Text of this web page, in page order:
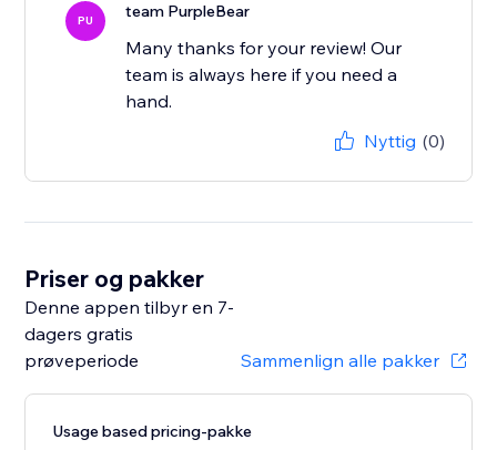
PU team PurpleBear
Many thanks for your review! Our
team is always here if you need a
hand.
Nyttig (0)
Priser og pakker
Denne appen tilbyr en 7-
dagers gratis
prøveperiode
Sammenlign alle pakker
Usage based pricing-pakke